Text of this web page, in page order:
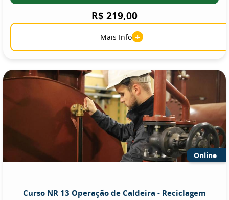
R$ 219,00
Mais Info +
Online
Curso NR 13 Operação de Caldeira - Reciclagem